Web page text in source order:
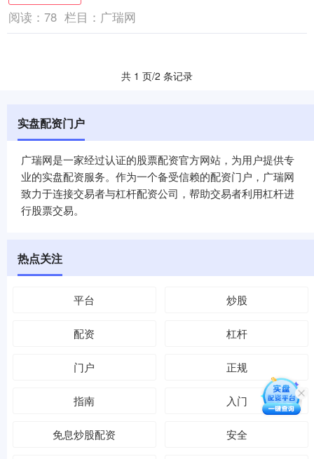
阅读： 78 栏目： 广瑞网
共 1 页/2 条记录
实盘配资门户
广瑞网是一家经过认证的股票配资官方网站，为用户提供专
业的实盘配资服务。作为一个备受信赖的配资门户，广瑞网
致力于连接交易者与杠杆配资公司，帮助交易者利用杠杆进
行股票交易。
热点关注
平台 炒股
配资 杠杆
门户 正规
指南 入门
免息炒股配资 安全